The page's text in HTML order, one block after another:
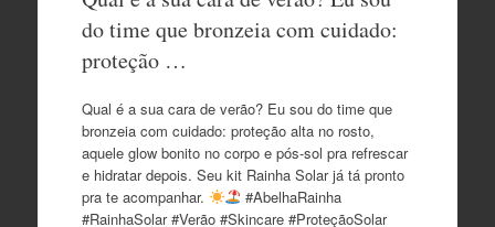
do time que bronzeia com cuidado:
proteção …
Qual é a sua cara de verão? Eu sou do time que
bronzeia com cuidado: proteção alta no rosto,
aquele glow bonito no corpo e pós-sol pra refrescar
e hidratar depois. Seu kit Rainha Solar já tá pronto
pra te acompanhar.
#AbelhaRainha
#RainhaSolar #Verão #Skincare #ProteçãoSolar